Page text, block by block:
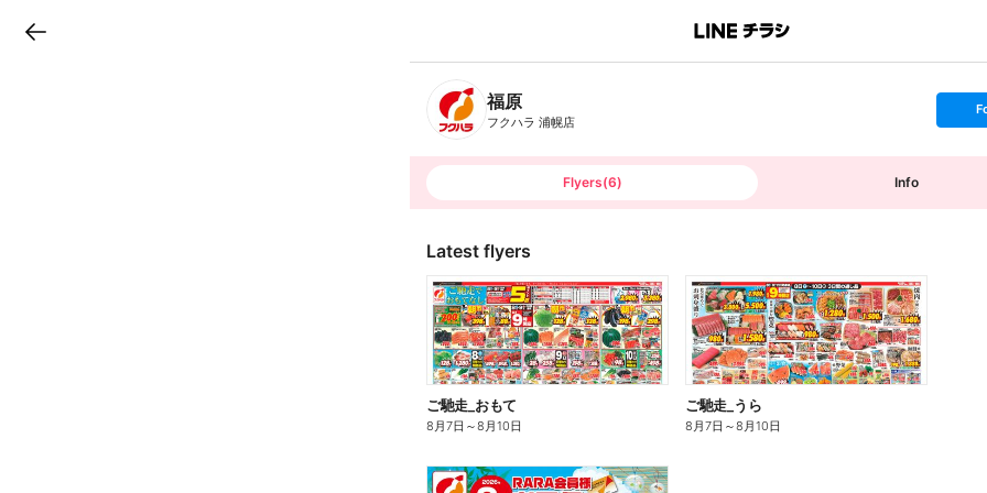
B
n
T
福原
フクハラ 浦幌店
s
t
o
Flyers(6) Info
Latest flyers
ご馳走_おもて
8月7日 ～8月10日
ご馳走_うら
8月7日 ～8月10日